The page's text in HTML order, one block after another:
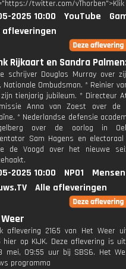
twitter.com/
2025 10:00 YouTube
afleveringen
Rijkaart en Sandra
schrijver Douglas Murray over
Nationale Ombudsman. * Reinier
tienjarig jubileum. * Directeur
Anna van Zoest over de
* Nederlandse defensie
over de oorlog in
Sam Hagens en
de Voogd over het nieuwe
2025 10:00 NPO1
Alle afleveringen
aflevering 2165 van Het Weer
hier op KIJK. Deze aflevering is
mei, 09:55 uur bij SBS6. Het
programma